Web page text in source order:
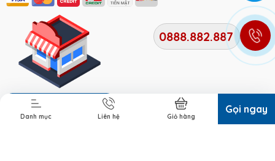
Danh mục Liên hệ Giỏ hàng
Gọi ngay
Địa chỉ cửa hàng
0888.882.887